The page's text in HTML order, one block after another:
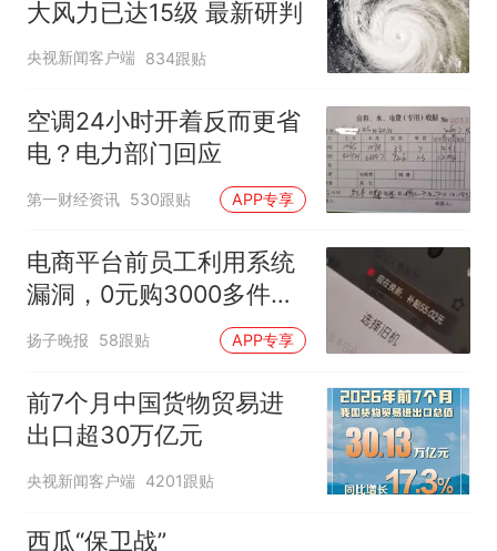
大风力已达15级 最新研判
央视新闻客户端 834跟贴
空调24小时开着反而更省
电？电力部门回应
第一财经资讯 530跟贴 APP专享
电商平台前员工利用系统
漏洞，0元购3000多件家
电！
扬子晚报 58跟贴 APP专享
前7个月中国货物贸易进
出口超30万亿元
央视新闻客户端 4201跟贴
西瓜“保卫战”